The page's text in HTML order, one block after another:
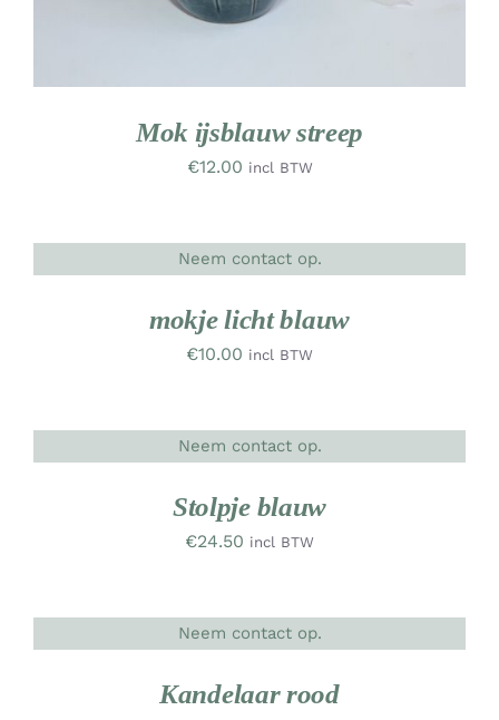
Mok ijsblauw streep
€12.00 incl BTW
Neem contact op.
mokje licht blauw
€10.00 incl BTW
Neem contact op.
Stolpje blauw
€24.50 incl BTW
Neem contact op.
Kandelaar rood